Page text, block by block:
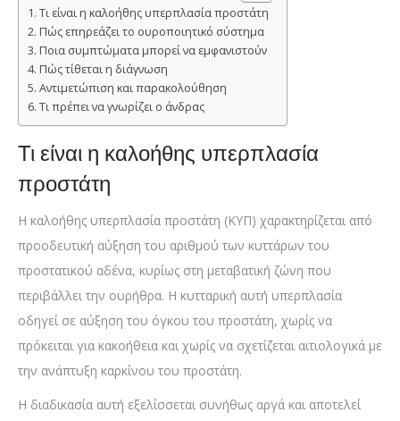
Τι είναι η καλοήθης υπερπλασία προστάτη
Πώς επηρεάζει το ουροποιητικό σύστημα
Ποια συμπτώματα μπορεί να εμφανιστούν
Πώς τίθεται η διάγνωση
Αντιμετώπιση και παρακολούθηση
Τι πρέπει να γνωρίζει ο άνδρας
Τι είναι η καλοήθης υπερπλασία
προστάτη
Η καλοήθης υπερπλασία προστάτη (ΚΥΠ) χαρακτηρίζεται από
προοδευτική αύξηση του αριθμού των κυττάρων του
προστατικού αδένα, κυρίως στη μεταβατική ζώνη που
περιβάλλει την ουρήθρα. Η κυτταρική αυτή υπερπλασία
οδηγεί σε αύξηση του όγκου του προστάτη, χωρίς να
πρόκειται για κακοήθεια και χωρίς να σχετίζεται αιτιολογικά με
την ανάπτυξη καρκίνου του προστάτη.
Η διαδικασία αυτή εξελίσσεται συνήθως αργά και αποτελεί